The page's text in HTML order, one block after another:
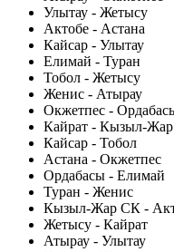
Улытау - Жетысу
Актобе - Астана
Кайсар - Улытау
Елимай - Туран
Тобол - Жетысу
Женис - Атырау
Окжетпес -
Кайрат - Кызыл-
Кайсар - Тобол
Астана - Окжетпес
Ордабасы - Елимай
Туран - Женис
Кызыл-Жар СК -
Жетысу - Кайрат
Атырау - Улытау